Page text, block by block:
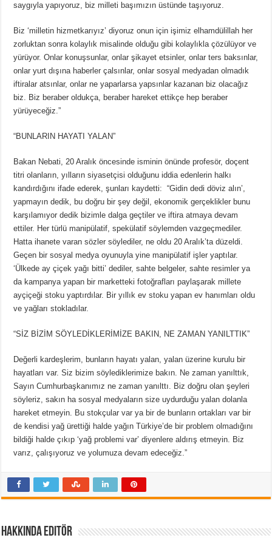
saygıyla yapıyoruz, biz milleti başımızın üstünde taşıyoruz.
Biz ‘milletin hizmetkarıyız’ diyoruz onun için işimiz elhamdülillah her
zorluktan sonra kolaylık misalinde olduğu gibi kolaylıkla çözülüyor ve
yürüyor. Onlar konuşsunlar, onlar şikayet etsinler, onlar ters baksınlar,
onlar yurt dışına haberler çalsınlar, onlar sosyal medyadan olmadık
iftiralar atsınlar, onlar ne yaparlarsa yapsınlar kazanan biz olacağız
biz. Biz beraber oldukça, beraber hareket ettikçe hep beraber
yürüyeceğiz.”
“BUNLARIN HAYATI YALAN”
Bakan Nebati, 20 Aralık öncesinde isminin önünde profesör, doçent
titri olanların, yılların siyasetçisi olduğunu iddia edenlerin halkı
kandırdığını ifade ederek, şunları kaydetti: “Gidin dedi döviz alın’,
yapmayın dedik, bu doğru bir şey değil, ekonomik gerçeklikler bunu
karşılamıyor dedik bizimle dalga geçtiler ve iftira atmaya devam
ettiler. Her türlü manipülatif, spekülatif söylemden vazgeçmediler.
Hatta ihanete varan sözler söylediler, ne oldu 20 Aralık’ta düzeldi.
Geçen bir sosyal medya oyunuyla yine manipülatif işler yaptılar.
‘Ülkede ay çiçek yağı bitti’ dediler, sahte belgeler, sahte resimler ya
da kampanya yapan bir marketteki fotoğrafları paylaşarak millete
ayçiçeği stoku yaptırdılar. Bir yıllık ev stoku yapan ev hanımları oldu
ve yağları stokladılar.
“SİZ BİZİM SÖYLEDİKLERİMİZE BAKIN, NE ZAMAN YANILTTIK”
Değerli kardeşlerim, bunların hayatı yalan, yalan üzerine kurulu bir
hayatları var. Siz bizim söylediklerimize bakın. Ne zaman yanılttık,
Sayın Cumhurbaşkanımız ne zaman yanılttı. Biz doğru olan şeyleri
söyleriz, sakın ha sosyal medyaların size uydurduğu yalan dolanla
hareket etmeyin. Bu stokçular var ya bir de bunların ortakları var bir
de kendisi yağ ürettiği halde yağın Türkiye’de bir problem olmadığını
bildiği halde çıkıp ‘yağ problemi var’ diyenlere aldırış etmeyin. Biz
varız, çalışıyoruz ve yolumuza devam edeceğiz.”
Hakkında Editör